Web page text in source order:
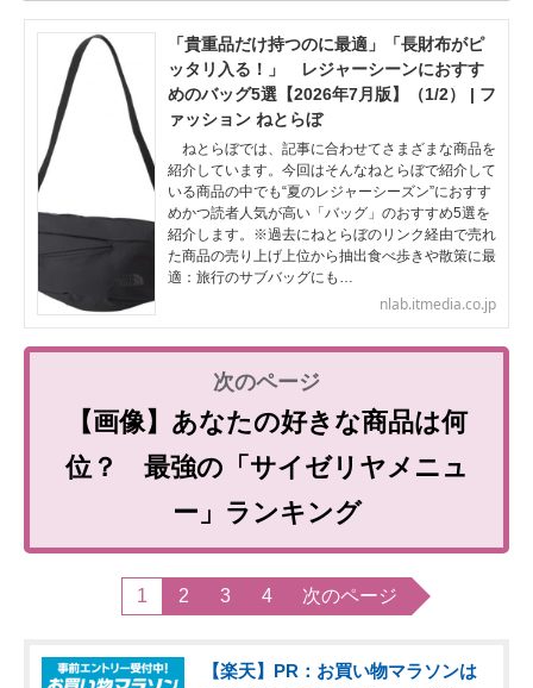
「貴重品だけ持つのに最適」「長財布がピ
ッタリ入る！」 レジャーシーンにおすす
めのバッグ5選【2026年7月版】（1/2） | フ
ァッション ねとらぼ
ねとらぼでは、記事に合わせてさまざまな商品を
紹介しています。今回はそんなねとらぼで紹介して
いる商品の中でも“夏のレジャーシーズン”におすす
めかつ読者人気が高い「バッグ」のおすすめ5選を
紹介します。※過去にねとらぼのリンク経由で売れ
た商品の売り上げ上位から抽出食べ歩きや散策に最
適：旅行のサブバッグにも…
nlab.itmedia.co.jp
【画像】あなたの好きな商品は何
位？ 最強の「サイゼリヤメニュ
ー」ランキング
1 2 3 4 次のページ
【楽天】PR：お買い物マラソンは